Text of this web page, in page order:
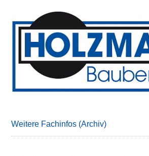
Primary
Sidebar
Weitere Fachinfos (Archiv)